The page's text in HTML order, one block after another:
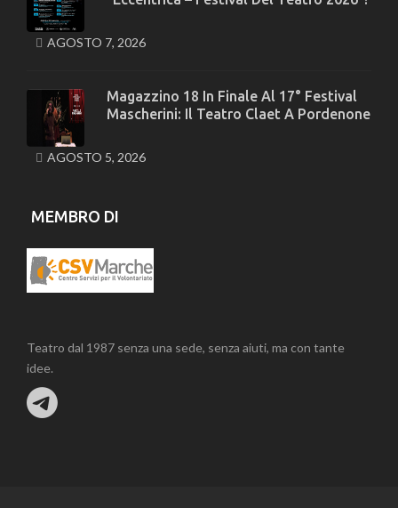
AGOSTO 7, 2026
Magazzino 18 In Finale Al 17° Festival
Mascherini: Il Teatro Claet A Pordenone
AGOSTO 5, 2026
MEMBRO DI
Teatro dal 1987 senza una sede, senza aiuti, ma con tante
idee.